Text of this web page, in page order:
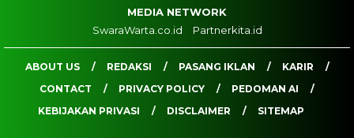
MEDIA NETWORK
SwaraWarta.co.id
Partnerkita.id
ABOUT US REDAKSI PASANG IKLAN
KARIR
CONTACT
PRIVACY POLICY
PEDOMAN AI
KEBIJAKAN PRIVASI
DISCLAIMER SITEMAP